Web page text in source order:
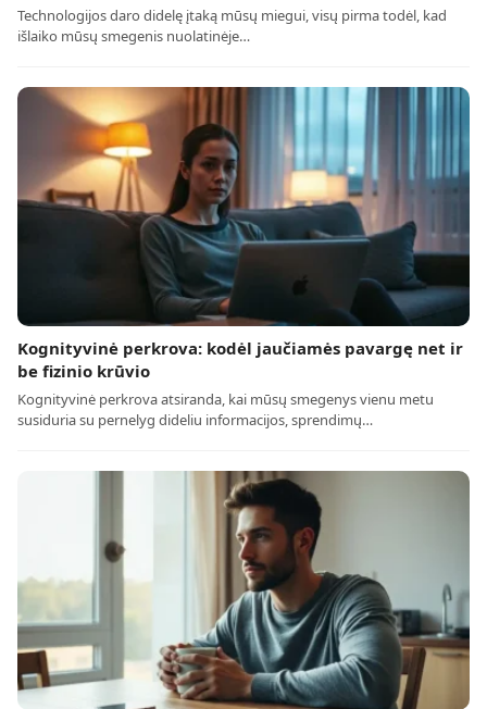
Technologijos daro didelę įtaką mūsų miegui, visų pirma todėl, kad
išlaiko mūsų smegenis nuolatinėje…
Kognityvinė perkrova: kodėl jaučiamės pavargę net ir
be fizinio krūvio
Kognityvinė perkrova atsiranda, kai mūsų smegenys vienu metu
susiduria su pernelyg dideliu informacijos, sprendimų…